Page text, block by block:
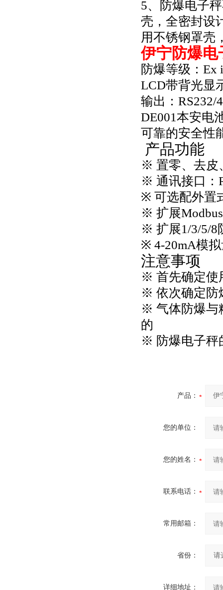
5、防爆电子
壳，全密封设
用不锈钢罩壳
伊宁防爆电
防爆等级：Ex
LCD带背光显
输出：RS232/
DE001本安电
可靠的安全性
产品功能
※ 置零、去皮
※ 通讯接口：
※ 可选配外置
※ 扩展
※ 扩展1/3/5/8
※ 4-20mA模
注意事项
※ 首先确定使
※ 依次确定防
※ 气体防爆与
的
※ 防爆电子秤
产品：
您的单位：
您的姓名：
联系电话：
常用邮箱：
省份：
详细地址：